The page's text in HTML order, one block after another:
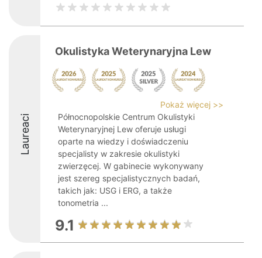
Laureaci
Okulistyka Weterynaryjna Lew
Pokaż więcej >>
Północnopolskie Centrum Okulistyki
Weterynaryjnej Lew oferuje usługi
oparte na wiedzy i doświadczeniu
specjalisty w zakresie okulistyki
zwierzęcej. W gabinecie wykonywany
jest szereg specjalistycznych badań,
takich jak: USG i ERG, a także
tonometria ...
9.1